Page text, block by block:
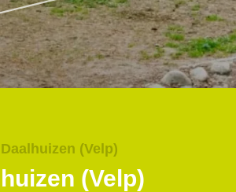
(Velp)
(Velp)